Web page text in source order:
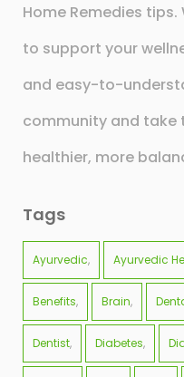
Home Remedies
to support your
and easy-to-
community and take
healthier, more
Tags
Ayurvedic Ayurvedic
Benefits Brain
Dentist Diabetes